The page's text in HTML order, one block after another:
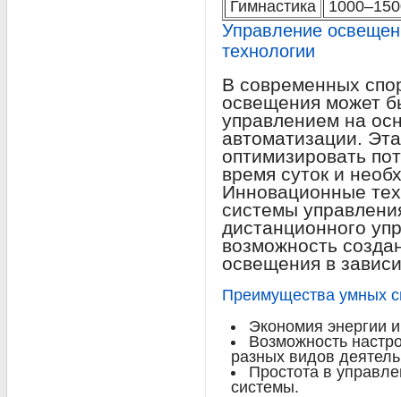
Гимнастика
Управление
технологии
В современных
освещения может
управлением на
автоматизации.
оптимизировать
время суток и
Инновационные
системы
дистанционного
возможность
освещения в
Преимущества умных
Экономия энергии
Возможность
разных видов
Простота в
системы.